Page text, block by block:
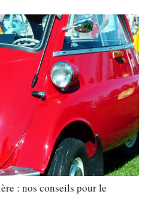
: nos conseils pour le